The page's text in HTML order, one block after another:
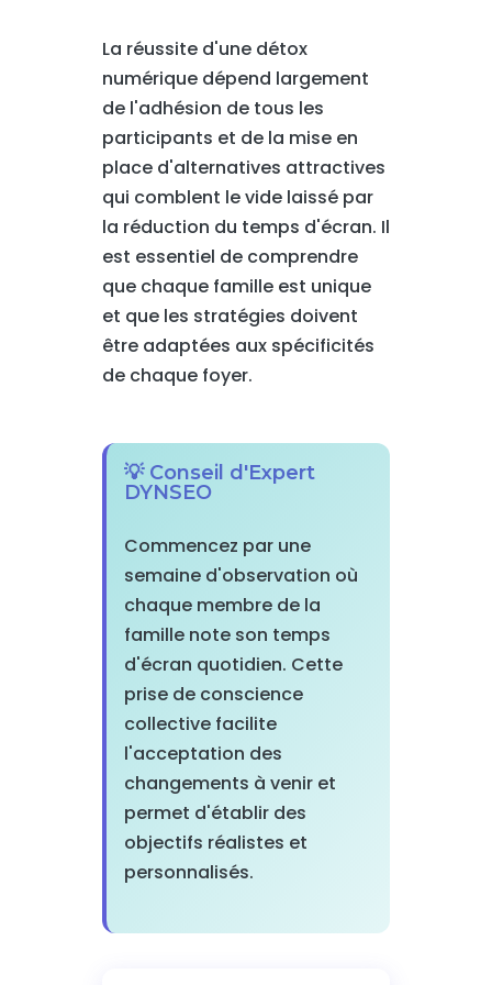
La réussite d'une détox
numérique dépend largement
de l'adhésion de tous les
participants et de la mise en
place d'alternatives attractives
qui comblent le vide laissé par
la réduction du temps d'écran. Il
est essentiel de comprendre
que chaque famille est unique
et que les stratégies doivent
être adaptées aux spécificités
de chaque foyer.
💡 Conseil d'Expert
DYNSEO
Commencez par une
semaine d'observation où
chaque membre de la
famille note son temps
d'écran quotidien. Cette
prise de conscience
collective facilite
l'acceptation des
changements à venir et
permet d'établir des
objectifs réalistes et
personnalisés.